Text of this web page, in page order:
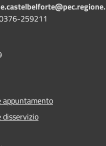
259211
appuntamento
disservizio